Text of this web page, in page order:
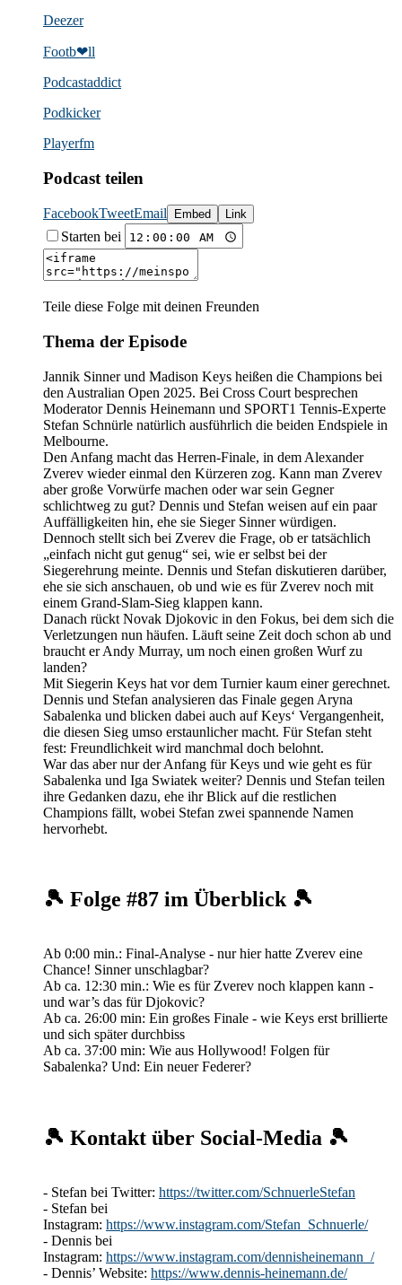
Deezer
Footb❤ll
Podcast­addict
Podkicker
Playerfm
Podcast teilen
FacebookTweetEmail Embed Link
Starten bei
Teile diese Folge mit deinen Freunden
Thema der Episode
Jannik Sinner und Madison Keys heißen die Champions bei
den Australian Open 2025. Bei Cross Court besprechen
Moderator Dennis Heinemann und SPORT1 Tennis-Experte
Stefan Schnürle natürlich ausführlich die beiden Endspiele in
Melbourne.
Den Anfang macht das Herren-Finale, in dem Alexander
Zverev wieder einmal den Kürzeren zog. Kann man Zverev
aber große Vorwürfe machen oder war sein Gegner
schlichtweg zu gut? Dennis und Stefan weisen auf ein paar
Auffälligkeiten hin, ehe sie Sieger Sinner würdigen.
Dennoch stellt sich bei Zverev die Frage, ob er tatsächlich
„einfach nicht gut genug“ sei, wie er selbst bei der
Siegerehrung meinte. Dennis und Stefan diskutieren darüber,
ehe sie sich anschauen, ob und wie es für Zverev noch mit
einem Grand-Slam-Sieg klappen kann.
Danach rückt Novak Djokovic in den Fokus, bei dem sich die
Verletzungen nun häufen. Läuft seine Zeit doch schon ab und
braucht er Andy Murray, um noch einen großen Wurf zu
landen?
Mit Siegerin Keys hat vor dem Turnier kaum einer gerechnet.
Dennis und Stefan analysieren das Finale gegen Aryna
Sabalenka und blicken dabei auch auf Keys‘ Vergangenheit,
die diesen Sieg umso erstaunlicher macht. Für Stefan steht
fest: Freundlichkeit wird manchmal doch belohnt.
War das aber nur der Anfang für Keys und wie geht es für
Sabalenka und Iga Swiatek weiter? Dennis und Stefan teilen
ihre Gedanken dazu, ehe ihr Blick auf die restlichen
Champions fällt, wobei Stefan zwei spannende Namen
hervorhebt.
🎾 Folge #87 im Überblick 🎾
Ab 0:00 min.: Final-Analyse - nur hier hatte Zverev eine
Chance! Sinner unschlagbar?
Ab ca. 12:30 min.: Wie es für Zverev noch klappen kann -
und war’s das für Djokovic?
Ab ca. 26:00 min: Ein großes Finale - wie Keys erst brillierte
und sich später durchbiss
Ab ca. 37:00 min: Wie aus Hollywood! Folgen für
Sabalenka? Und: Ein neuer Federer?
🎾 Kontakt über Social-Media 🎾
- Stefan bei Twitter: https://twitter.com/SchnuerleStefan
- Stefan bei
Instagram: https://www.instagram.com/Stefan_Schnuerle/
- Dennis bei
Instagram: https://www.instagram.com/dennisheinemann_/
- Dennis’ Website: https://www.dennis-heinemann.de/